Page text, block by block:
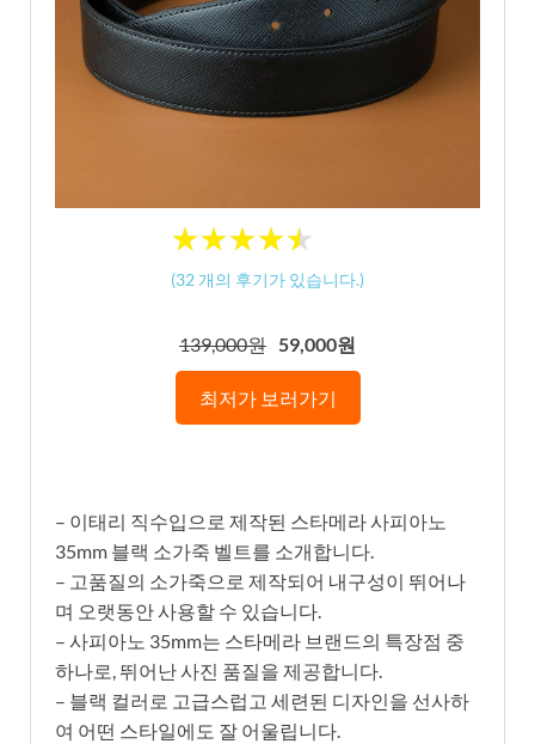
★★★★★
★★★★★
(32 개의 후기가 있습니다.)
139,000원 59,000원
최저가 보러가기
– 이태리 직수입으로 제작된 스타메라 사피아노
35mm 블랙 소가죽 벨트를 소개합니다.
– 고품질의 소가죽으로 제작되어 내구성이 뛰어나
며 오랫동안 사용할 수 있습니다.
– 사피아노 35mm는 스타메라 브랜드의 특장점 중
하나로, 뛰어난 사진 품질을 제공합니다.
– 블랙 컬러로 고급스럽고 세련된 디자인을 선사하
여 어떤 스타일에도 잘 어울립니다.